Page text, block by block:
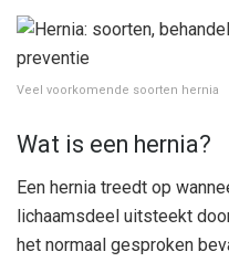
Veel voorkomende soorten hernia
Wat is een hernia?
Een hernia treedt op
lichaamsdeel uitsteekt
het normaal gesproken